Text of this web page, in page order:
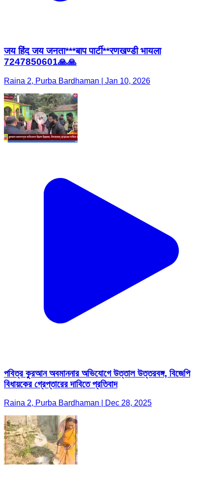
जय हिंद जय जनता***बाप पार्टी**रणखण्डी भायला
7247850601🙏🙏
Raina 2, Purba Bardhaman | Jan 10, 2026
পবিত্র কুরআন অবমাননার অভিযোগে উত্তাল উত্তরবঙ্গ, বিজেপি
বিধায়কের গ্রেপ্তারের দাবিতে প্রতিবাদ
Raina 2, Purba Bardhaman | Dec 28, 2025